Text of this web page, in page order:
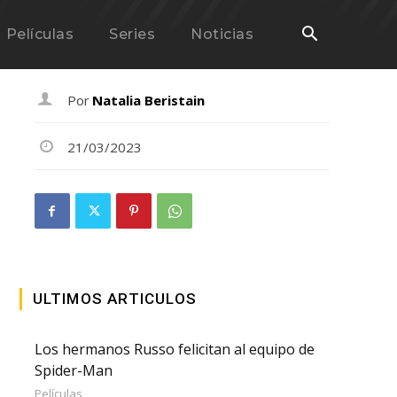
Películas Series Noticias
Por Natalia Beristain
21/03/2023
ULTIMOS ARTICULOS
Los hermanos Russo felicitan al equipo de
Spider-Man
Películas